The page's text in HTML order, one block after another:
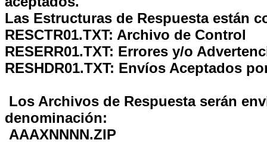
Las Estructuras de Respuesta están
RESCTR01.TXT: Archivo de Control
RESERR01.TXT: Errores y/o
RESHDR01.TXT: Envíos Aceptados
Los Archivos de Respuesta serán
denominación:
AAAXNNNN.ZIP